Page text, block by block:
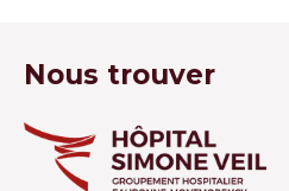
Nous trouver